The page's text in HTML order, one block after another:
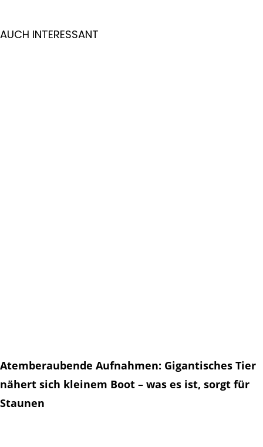
AUCH INTERESSANT
Atemberaubende Aufnahmen: Gigantisches Tier
nähert sich kleinem Boot – was es ist, sorgt für
Staunen